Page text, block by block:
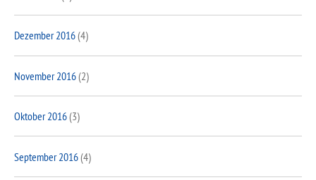
Dezember 2016(4)
November 2016(2)
Oktober 2016(3)
September 2016(4)